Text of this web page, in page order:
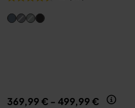
369,99 €- 499,99 €